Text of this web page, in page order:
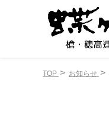
TOP お知らせ